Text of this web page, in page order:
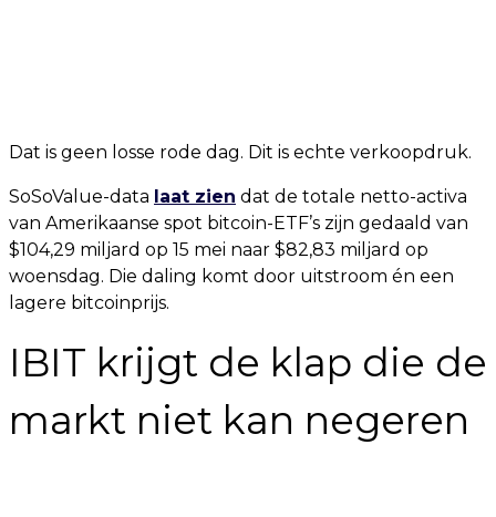
Dat is geen losse rode dag. Dit is echte verkoopdruk.
SoSoValue-data laat zien dat de totale netto-activa
van Amerikaanse spot bitcoin-ETF’s zijn gedaald van
$104,29 miljard op 15 mei naar $82,83 miljard op
woensdag. Die daling komt door uitstroom én een
lagere bitcoinprijs.
IBIT krijgt de klap die de
markt niet kan negeren